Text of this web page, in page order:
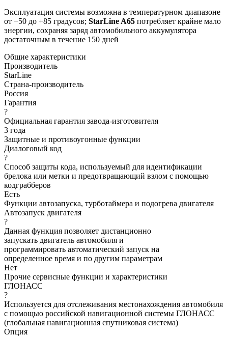
Эксплуатация системы возможна в температурном диапазоне
от −50 до +85 градусов; StarLine A65 потребляет крайне мало
энергии, сохраняя заряд автомобильного аккумулятора
достаточным в течение 150 дней
Общие характеристики
Производитель
StarLine
Страна-производитель
Россия
Гарантия
?
Официальная гарантия завода-изготовителя
3 года
Защитные и противоугонные функции
Диалоговый код
?
Способ защиты кода, используемый для идентификации
брелока или метки и предотвращающий взлом с помощью
кодграбберов
Есть
Функции автозапуска, турботаймера и подогрева двигателя
Автозапуск двигателя
?
Данная функция позволяет дистанционно
запускать двигатель автомобиля и
программировать автоматический запуск на
определенное время и по другим параметрам
Нет
Прочие сервисные функции и характеристики
ГЛОНАСС
?
Используется для отслеживания местонахождения автомобиля
с помощью российской навигационной системы ГЛОНАСС
(глобальная навигационная спутниковая система)
Опция